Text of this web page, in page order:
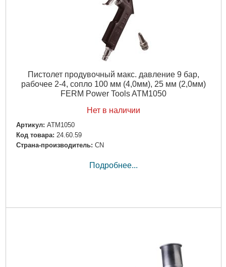
Пистолет продувочный макс. давление 9 бар,
рабочее 2-4, сопло 100 мм (4,0мм), 25 мм (2,0мм)
FERM Power Tools ATM1050
Нет в наличии
Артикул: ATM1050
Код товара: 24.60.59
Страна-производитель: CN
Подробнее...